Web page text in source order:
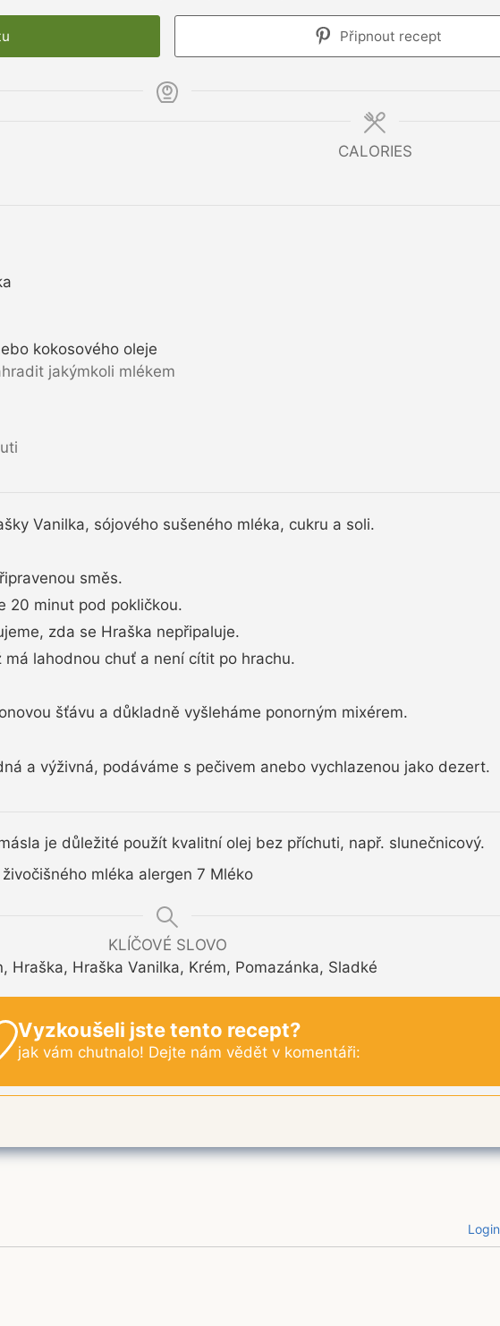
Připnout recept
CALORIES
kokosového oleje
jakýmkoli mlékem
Vanilka, sójového sušeného mléka, cukru a soli.
směs.
20 minut pod pokličkou.
zda se Hraška nepřipaluje.
lahodnou chuť a není cítit po hrachu.
šťávu a důkladně vyšleháme ponorným mixérem.
a výživná, podáváme s pečivem anebo vychlazenou jako dezert.
je důležité použít kvalitní olej bez příchuti, např. slunečnicový.
mléka alergen 7 Mléko
KLÍČOVÉ SLOVO
Hraška, Hraška Vanilka, Krém, Pomazánka, Sladké
Vyzkoušeli jste tento recept?
jak vám chutnalo! Dejte nám vědět v komentáři:
Login